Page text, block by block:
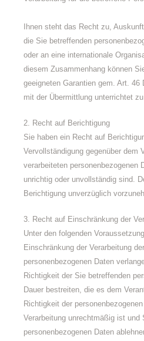
Ihnen steht das Recht zu,
die Sie betreffenden
oder an eine internationale
diesem Zusammenhang können
geeigneten Garantien gem. Art.
mit der Übermittlung unterrichtet
2. Recht auf Berichtigung
Sie haben ein Recht auf
Vervollständigung gegenüber dem
verarbeiteten personenbezogenen
unrichtig oder unvollständig sind.
Berichtigung unverzüglich
3. Recht auf Einschränkung der
Unter den folgenden
Einschränkung der Verarbeitung
personenbezogenen Daten
Richtigkeit der Sie betreffenden
Dauer bestreiten, die es dem
Richtigkeit der
Verarbeitung unrechtmäßig ist und
personenbezogenen Daten